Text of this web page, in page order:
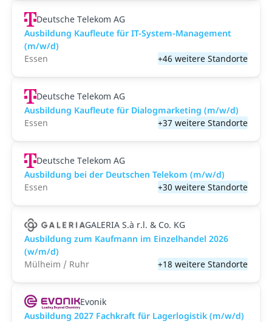
Deutsche Telekom AG
Ausbildung Kaufleute für IT-System-Management
(m/w/d)
Essen
+46 weitere Standorte
Deutsche Telekom AG
Ausbildung Kaufleute für Dialogmarketing (m/w/d)
Essen
+37 weitere Standorte
Deutsche Telekom AG
Ausbildung bei der Deutschen Telekom (m/w/d)
Essen
+30 weitere Standorte
GALERIA S.à r.l. & Co. KG
Ausbildung zum Kaufmann im Einzelhandel 2026
(w/m/d)
Mülheim / Ruhr
+18 weitere Standorte
Evonik
Ausbildung 2027 Fachkraft für Lagerlogistik (m/w/d)